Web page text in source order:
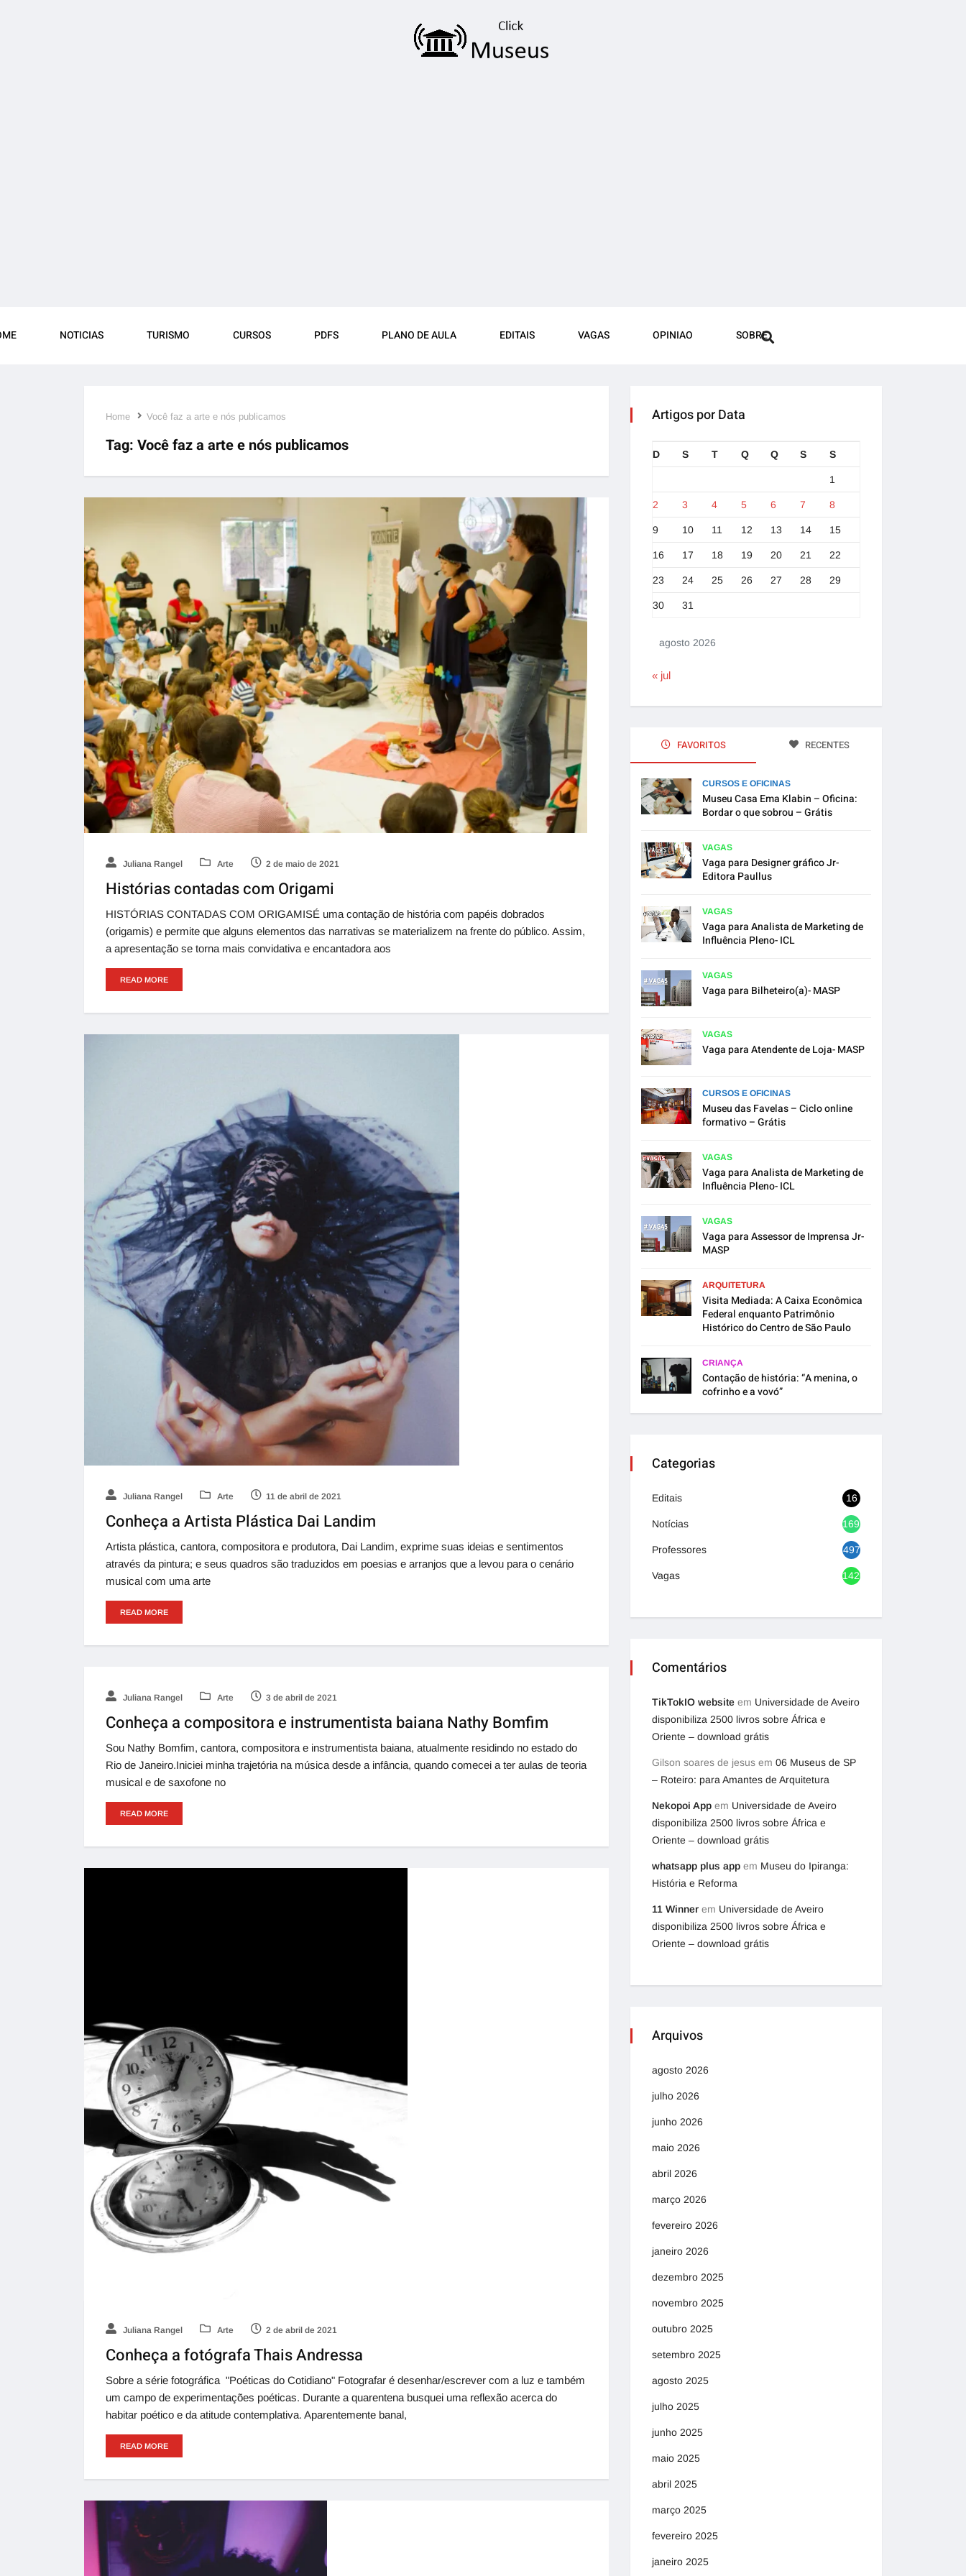
NOTICIAS TURISMO CURSOS PDFS PLANO DE AULA EDITAIS VAGAS OPINIAO SOBRE
Home Você faz a arte e nós publicamos
Tag: Você faz a arte e nós publicamos
Juliana Rangel Arte 2 de maio de 2021
Histórias contadas com Origami
HISTÓRIAS CONTADAS COM ORIGAMISÉ uma contação de história com papéis dobrados
(origamis) e permite que alguns elementos das narrativas se materializem na frente do público. Assim,
a apresentação se torna mais convidativa e encantadora aos
READ MORE
Juliana Rangel Arte 11 de abril de 2021
Conheça a Artista Plástica Dai Landim
Artista plástica, cantora, compositora e produtora, Dai Landim, exprime suas ideias e sentimentos
através da pintura; e seus quadros são traduzidos em poesias e arranjos que a levou para o cenário
musical com uma arte
READ MORE
Juliana Rangel Arte 3 de abril de 2021
Conheça a compositora e instrumentista baiana Nathy Bomfim
Sou Nathy Bomfim, cantora, compositora e instrumentista baiana, atualmente residindo no estado do
Rio de Janeiro.Iniciei minha trajetória na música desde a infância, quando comecei a ter aulas de teoria
musical e de saxofone no
READ MORE
Juliana Rangel Arte 2 de abril de 2021
Conheça a fotógrafa Thais Andressa
Sobre a série fotográfica "Poéticas do Cotidiano" Fotografar é desenhar/escrever com a luz e também
um campo de experimentações poéticas. Durante a quarentena busquei uma reflexão acerca do
habitar poético e da atitude contemplativa. Aparentemente banal,
READ MORE
Artigos por Data
agosto 2026
D S T Q Q S S
1
2 3 4 5 6 7 8
9 10 11 12 13 14 15
16 17 18 19 20 21 22
23 24 25 26 27 28 29
30 31
« jul
FAVORITOS RECENTES
CURSOS E OFICINAS
Museu Casa Ema Klabin – Oficina:
Bordar o que sobrou – Grátis
VAGAS
Vaga para Designer gráfico Jr-
Editora Paullus
VAGAS
Vaga para Analista de Marketing de
Influência Pleno- ICL
VAGAS
Vaga para Bilheteiro(a)- MASP
VAGAS
Vaga para Atendente de Loja- MASP
CURSOS E OFICINAS
Museu das Favelas – Ciclo online
formativo – Grátis
VAGAS
Vaga para Analista de Marketing de
Influência Pleno- ICL
VAGAS
Vaga para Assessor de Imprensa Jr-
MASP
ARQUITETURA
Visita Mediada: A Caixa Econômica
Federal enquanto Patrimônio
Histórico do Centro de São Paulo
CRIANÇA
Contação de história: “A menina, o
cofrinho e a vovó”
Categorias
Editais 16
Notícias 1692
Professores 497
Vagas 1420
Comentários
TikTokIO website em Universidade de Aveiro
disponibiliza 2500 livros sobre África e
Oriente – download grátis
Gilson soares de jesus em 06 Museus de SP
– Roteiro: para Amantes de Arquitetura
Nekopoi App em Universidade de Aveiro
disponibiliza 2500 livros sobre África e
Oriente – download grátis
whatsapp plus app em Museu do Ipiranga:
História e Reforma
11 Winner em Universidade de Aveiro
disponibiliza 2500 livros sobre África e
Oriente – download grátis
Arquivos
agosto 2026
julho 2026
junho 2026
maio 2026
abril 2026
março 2026
fevereiro 2026
janeiro 2026
dezembro 2025
novembro 2025
outubro 2025
setembro 2025
agosto 2025
julho 2025
junho 2025
maio 2025
abril 2025
março 2025
fevereiro 2025
janeiro 2025